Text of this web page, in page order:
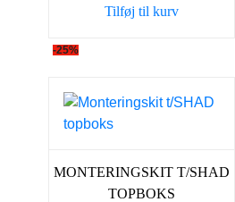
998,00 kr..
Tilføj til kurv
-25%
MONTERINGSKIT T/SHAD
TOPBOKS